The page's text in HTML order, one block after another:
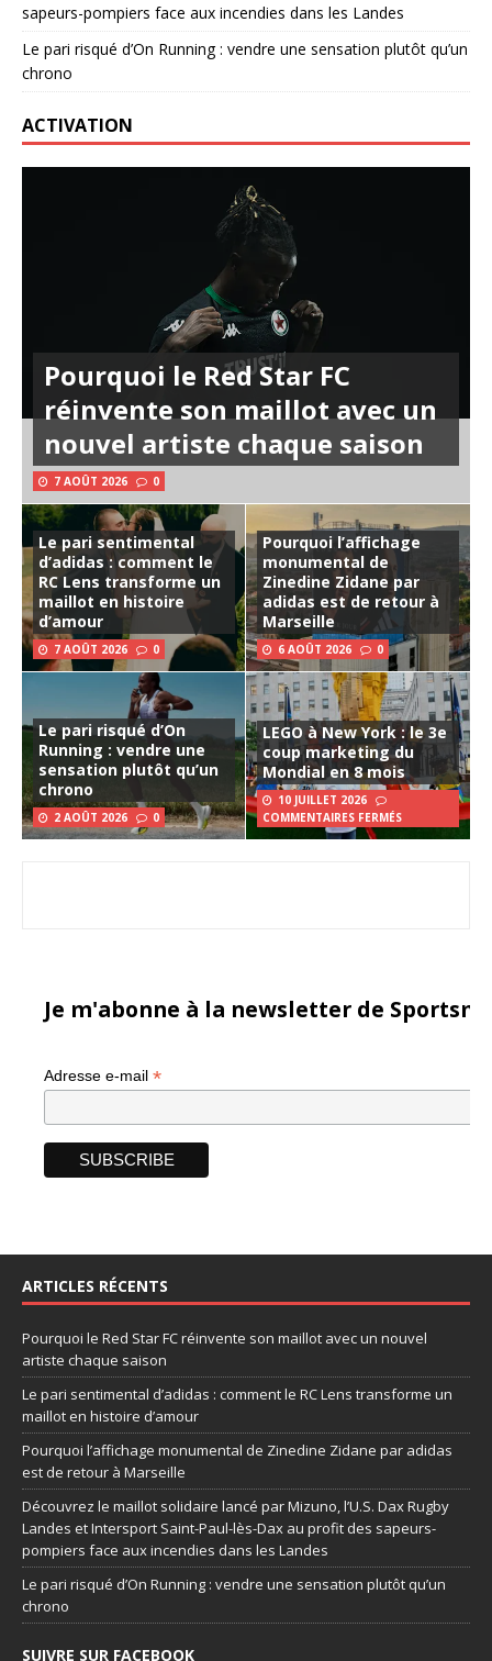
sapeurs-pompiers face aux incendies dans les Landes
Le pari risqué d’On Running : vendre une sensation plutôt qu’un
chrono
ACTIVATION
Pourquoi le Red Star FC
réinvente son maillot avec un
nouvel artiste chaque saison
7 AOÛT 2026 0
Le pari sentimental
d’adidas : comment le
RC Lens transforme un
maillot en histoire
d’amour
7 AOÛT 2026 0
Pourquoi l’affichage
monumental de
Zinedine Zidane par
adidas est de retour à
Marseille
6 AOÛT 2026 0
Le pari risqué d’On
Running : vendre une
sensation plutôt qu’un
chrono
2 AOÛT 2026 0
LEGO à New York : le 3e
coup marketing du
Mondial en 8 mois
10 JUILLET 2026
COMMENTAIRES FERMÉS
Je m'abonne à la newsletter de
Adresse e-mail *
ARTICLES RÉCENTS
Pourquoi le Red Star FC réinvente son maillot avec un nouvel
artiste chaque saison
Le pari sentimental d’adidas : comment le RC Lens transforme un
maillot en histoire d’amour
Pourquoi l’affichage monumental de Zinedine Zidane par adidas
est de retour à Marseille
Découvrez le maillot solidaire lancé par Mizuno, l’U.S. Dax Rugby
Landes et Intersport Saint-Paul-lès-Dax au profit des sapeurs-
pompiers face aux incendies dans les Landes
Le pari risqué d’On Running : vendre une sensation plutôt qu’un
chrono
SUIVRE SUR FACEBOOK